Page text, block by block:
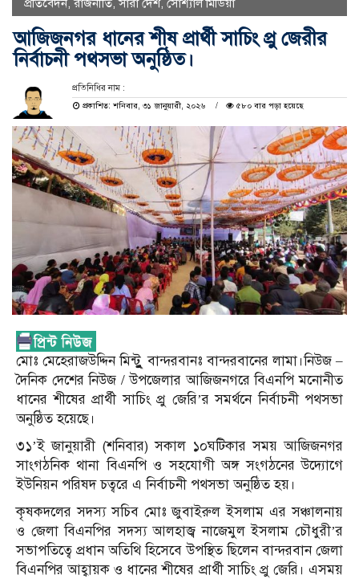
প্রতিবেদন, রাজনীতি,সারা দেশ, সোশ্যাল মিডিয়া
আজিজনগর ধানের শীষ প্রার্থী সাচিং প্রু জেরীর
নির্বাচনী পথসভা অনুষ্ঠিত।
প্রতিনিধির নাম :
প্রকাশিত: শনিবার, ৩১ জানুয়ারী, ২০২৬
৫৮০ বার পড়া হয়েছে
মোঃ মেহেরাজউদ্দিন মিন্টুুু বান্দরবানঃ বান্দরবানের লামা।নিউজ –
দৈনিক দেশের নিউজ / উপজেলার আজিজনগরে বিএনপি মনোনীত
ধানের শীষের প্রার্থী সাচিং প্রু জেরি’র সমর্থনে নির্বাচনী পথসভা
অনুষ্ঠিত হয়েছে।
৩১’ই জানুয়ারী (শনিবার) সকাল ১০ঘটিকার সময় আজিজনগর
সাংগঠনিক থানা বিএনপি ও সহযোগী অঙ্গ সংগঠনের উদ্যোগে
ইউনিয়ন পরিষদ চত্বরে এ নির্বাচনী পথসভা অনুষ্ঠিত হয়।
কৃষকদলের সদস্য সচিব মোঃ জুবাইরুল ইসলাম এর সঞ্চালনায়
ও জেলা বিএনপির সদস্য আলহাজ্ব নাজেমুল ইসলাম চৌধুরী’র
সভাপতিত্বে প্রধান অতিথি হিসেবে উপস্থিত ছিলেন বান্দরবান জেলা
বিএনপির আহ্বায়ক ও ধানের শীষের প্রার্থী সাচিং প্রু জেরি। এসময়